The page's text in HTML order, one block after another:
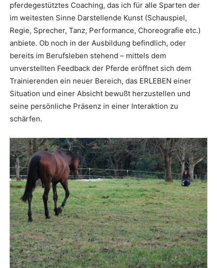
pferdegestütztes Coaching, das ich für alle Sparten der
im weitesten Sinne Darstellende Kunst (Schauspiel,
Regie, Sprecher, Tanz, Performance, Choreografie etc.)
anbiete. Ob noch in der Ausbildung befindlich, oder
bereits im Berufsleben stehend – mittels dem
unverstellten Feedback der Pferde eröffnet sich dem
Trainierenden ein neuer Bereich, das ERLEBEN einer
Situation und einer Absicht bewußt herzustellen und
seine persönliche Präsenz in einer Interaktion zu
schärfen.